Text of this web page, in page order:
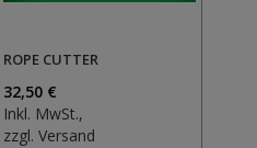
ROPE CUTTER
32,50 €
Inkl. MwSt.,
zzgl.Versand